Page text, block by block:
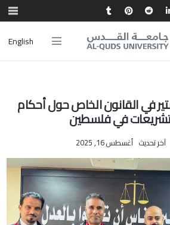
English
في القانون الخاص حول أحكام
في فلسطين
آخر تحديث أغسطس 16, 2025